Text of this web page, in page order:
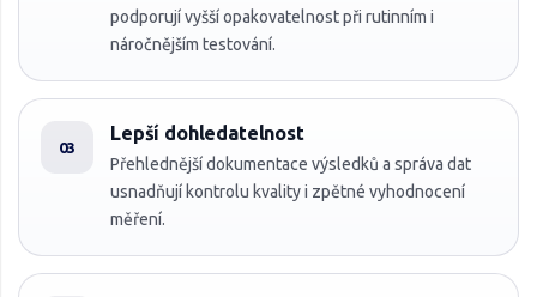
podporují vyšší opakovatelnost při rutinním i
náročnějším testování.
03
Lepší dohledatelnost
Přehlednější dokumentace výsledků a správa dat
usnadňují kontrolu kvality i zpětné vyhodnocení
měření.